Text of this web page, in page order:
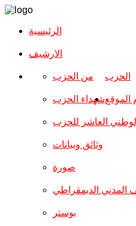
الرئيسية
الارشیف
الحزب من الحزب
شهداء الحزب
العاشر للحزب
وثائق وبيانات
الموقع
صورة
المدني الديمقراطي
بوستر